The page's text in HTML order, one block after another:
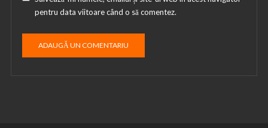
pentru data viitoare când o să comentez.